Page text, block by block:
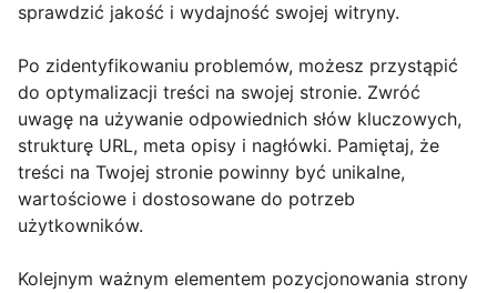
sprawdzić jakość i wydajność swojej witryny.
Po zidentyfikowaniu problemów, możesz przystąpić
do optymalizacji treści na swojej stronie. Zwróć
uwagę na używanie odpowiednich słów kluczowych,
strukturę URL, meta opisy i nagłówki. Pamiętaj, że
treści na Twojej stronie powinny być unikalne,
wartościowe i dostosowane do potrzeb
użytkowników.
Kolejnym ważnym elementem pozycjonowania strony